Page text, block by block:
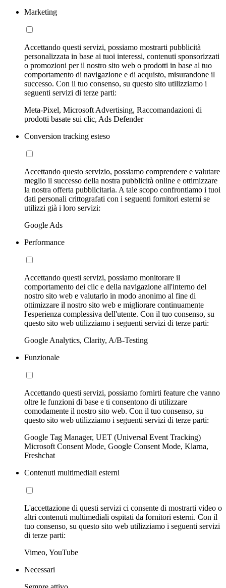
Marketing
Accettando questi servizi, possiamo mostrarti pubblicità
personalizzata in base ai tuoi interessi, contenuti sponsorizzati
o promozioni per il nostro sito web o prodotti in base al tuo
comportamento di navigazione e di acquisto, misurandone il
successo. Con il tuo consenso, su questo sito utilizziamo i
seguenti servizi di terze parti:
Meta-Pixel, Microsoft Advertising, Raccomandazioni di
prodotti basate sui clic, Ads Defender
Conversion tracking esteso
Accettando questo servizio, possiamo comprendere e valutare
meglio il successo della nostra pubblicità online e ottimizzare
la nostra offerta pubblicitaria. A tale scopo confrontiamo i tuoi
dati personali crittografati con i seguenti fornitori esterni se
utilizzi già i loro servizi:
Google Ads
Performance
Accettando questi servizi, possiamo monitorare il
comportamento dei clic e della navigazione all'interno del
nostro sito web e valutarlo in modo anonimo al fine di
ottimizzare il nostro sito web e migliorare continuamente
l'esperienza complessiva dell'utente. Con il tuo consenso, su
questo sito web utilizziamo i seguenti servizi di terze parti:
Google Analytics, Clarity, A/B-Testing
Funzionale
Accettando questi servizi, possiamo fornirti feature che vanno
oltre le funzioni di base e ti consentono di utilizzare
comodamente il nostro sito web. Con il tuo consenso, su
questo sito web utilizziamo i seguenti servizi di terze parti:
Google Tag Manager, UET (Universal Event Tracking)
Microsoft Consent Mode, Google Consent Mode, Klarna,
Freshchat
Contenuti multimediali esterni
L'accettazione di questi servizi ci consente di mostrarti video o
altri contenuti multimediali ospitati da fornitori esterni. Con il
tuo consenso, su questo sito web utilizziamo i seguenti servizi
di terze parti:
Vimeo, YouTube
Necessari